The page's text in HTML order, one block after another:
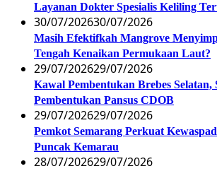
Layanan Dokter Spesialis Keliling
30/07/202630/07/2026
Masih Efektifkah Mangrove
Tengah Kenaikan Permukaan Laut?
29/07/202629/07/2026
Kawal Pembentukan Brebes
Pembentukan Pansus CDOB
29/07/202629/07/2026
Pemkot Semarang Perkuat
Puncak Kemarau
28/07/202629/07/2026